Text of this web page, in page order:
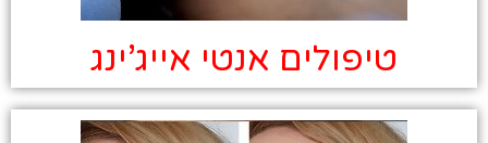
טיפולים אנטי אייג’ינג